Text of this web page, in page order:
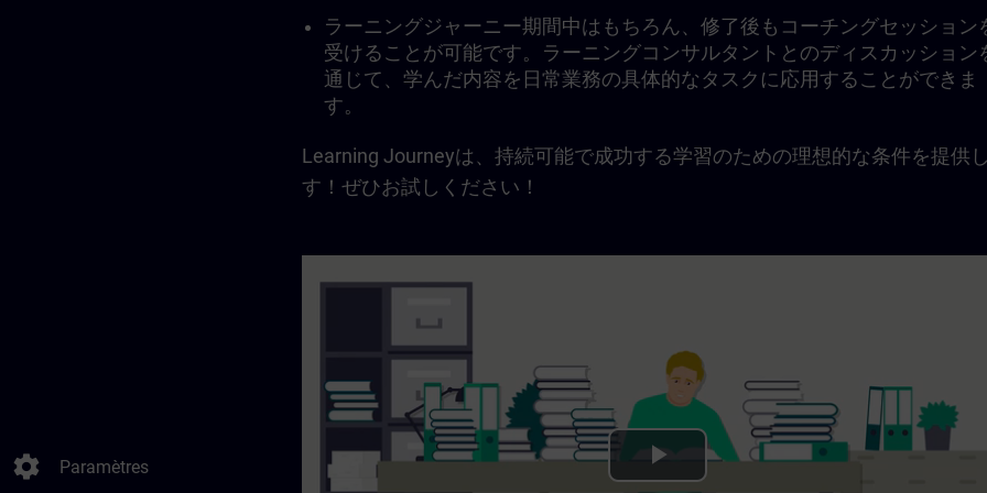
settings Paramètres
ラーニングジャーニー期間中はもちろん、修了後もコーチングセッション
受けることが可能です。ラーニングコンサルタントとのディスカッション
通じて、学んだ内容を日常業務の具体的なタスクに応用することができま
す。
Learning Journeyは、持続可能で成功する学習のための理想的な条件を提供
す！ぜひお試しください！
Play